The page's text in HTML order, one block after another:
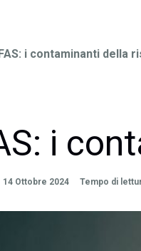
i contaminanti della
i
14 Ottobre 2024 Tempo di